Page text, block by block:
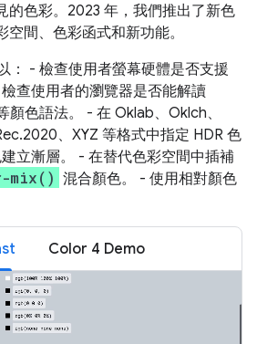
的色彩。2023 年，我們推出了新色
間、色彩函式和新功能。
： - 檢查使用者螢幕硬體是否支援
查使用者的瀏覽器是否能解讀
顏色語法。 - 在 Oklab、Oklch、
、XYZ 等格式中指定 HDR 色
立漸層。 - 在替代色彩空間中插補
mix() 混合顏色。 - 使用相對顏色
Color 4 Demo